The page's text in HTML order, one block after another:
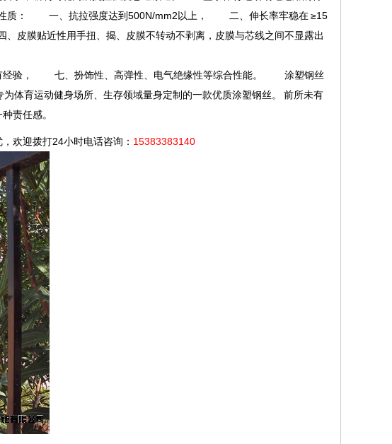
质： 一、抗拉强度达到500N/mm2以上， 二、伸长率牢稳在 ≥15
贴近性用手扭、揭、皮膜不转动不剥离，皮膜与芯线之间不显露出
经验， 七、扮饰性、高弹性、电气绝缘性等综合性能。 涂塑钢丝
体育运动健身场所、生存领域量身定制的一款优质涂塑钢丝。 前所未有
责任感。
，欢迎拨打24小时电话咨询： 15383383140